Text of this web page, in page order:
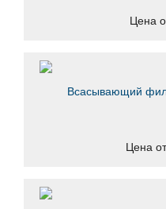
Цена
Всасывающий
Цена